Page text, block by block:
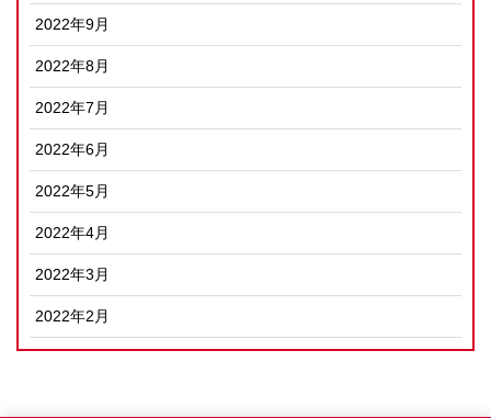
2022年9月
2022年8月
2022年7月
2022年6月
2022年5月
2022年4月
2022年3月
2022年2月